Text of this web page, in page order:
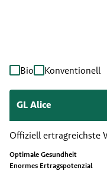
Bio Konventionell
GL Alice
Offiziell ertragreichste
Optimale Gesundheit
Enormes Ertragspotenzial